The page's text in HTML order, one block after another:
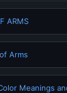
ARMS
Arms
Meanings